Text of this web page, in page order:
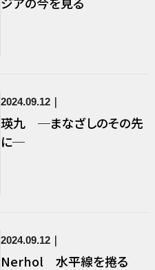
2024.09.12
瑛九 ─まなざしのその先
に─
2024.09.12
Nerhol 水平線を捲る